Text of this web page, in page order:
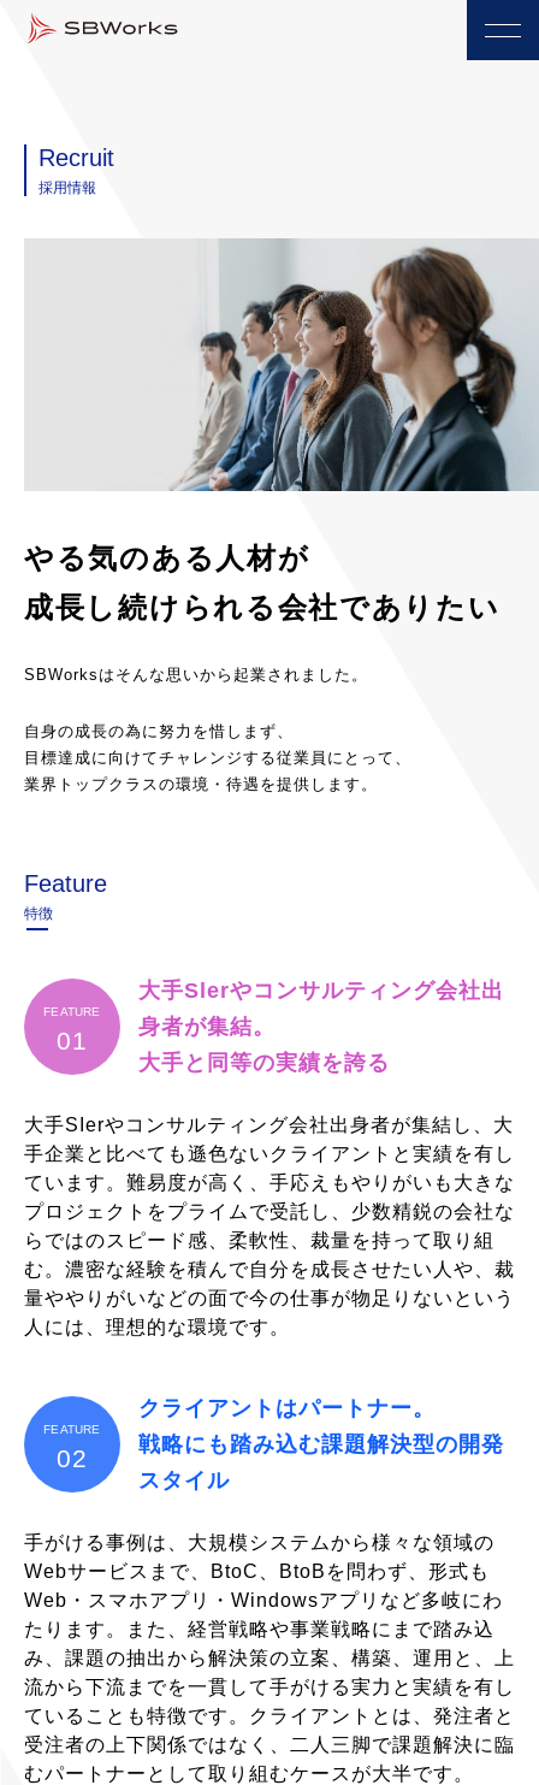
Recruit
採用情報
やる気のある人材が
成長し続けられる会社でありたい
SBWorksはそんな思いから起業されました。
自身の成長の為に努力を惜しまず、
目標達成に向けてチャレンジする従業員にとって、
業界トップクラスの環境・待遇を提供します。
Feature
特徴
FEATURE
01
大手Slerやコンサルティング会社出
身者が集結。
大手と同等の実績を誇る
大手SIerやコンサルティング会社出身者が集結し、大
手企業と比べても遜色ないクライアントと実績を有し
ています。難易度が高く、手応えもやりがいも大きな
プロジェクトをプライムで受託し、少数精鋭の会社な
らではのスピード感、柔軟性、裁量を持って取り組
む。濃密な経験を積んで自分を成長させたい人や、裁
量ややりがいなどの面で今の仕事が物足りないという
人には、理想的な環境です。
FEATURE
02
クライアントはパートナー。
戦略にも踏み込む課題解決型の開発
スタイル
手がける事例は、大規模システムから様々な領域の
Webサービスまで、BtoC、BtoBを問わず、形式も
Web・スマホアプリ・Windowsアプリなど多岐にわ
たります。また、経営戦略や事業戦略にまで踏み込
み、課題の抽出から解決策の立案、構築、運用と、上
流から下流までを一貫して手がける実力と実績を有し
ていることも特徴です。クライアントとは、発注者と
受注者の上下関係ではなく、二人三脚で課題解決に臨
むパートナーとして取り組むケースが大半です。